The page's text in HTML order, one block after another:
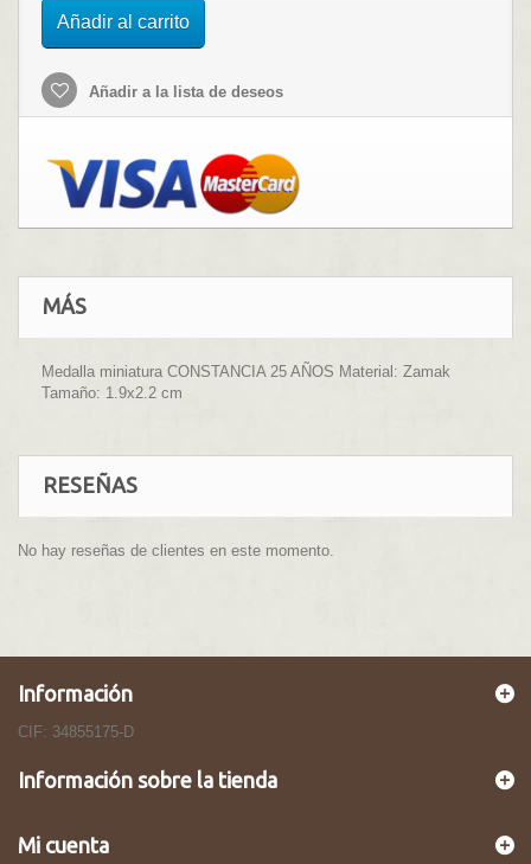
Añadir al carrito
Añadir a la lista de deseos
MÁS
Medalla miniatura CONSTANCIA 25 AÑOS Material: Zamak
Tamaño: 1.9x2.2 cm
RESEÑAS
No hay reseñas de clientes en este momento.
Información
CIF: 34855175-D
Información sobre la tienda
Mi cuenta